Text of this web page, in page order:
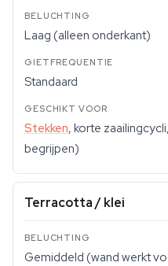
Laag (alleen onderkant)
Standaard
Stekken, korte
begrijpen)
Terracotta / klei
Gemiddeld (wand werkt